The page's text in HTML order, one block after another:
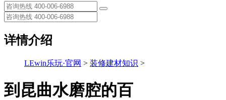
详情介绍
LEwin乐玩·官网 > 装修建材知识 >
到昆曲水磨腔的百